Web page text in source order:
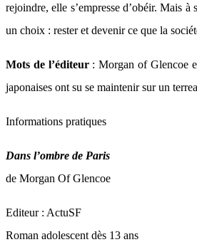
rejoindre, elle s’empresse d’obéir. Mais
un choix : rester et devenir ce que la
Mots de l’éditeur: Morgan of Glencoe
japonaises ont su se maintenir sur un
Informations pratiques
Dans l’ombre de Paris
de Morgan Of Glencoe
Editeur : ActuSF
Roman adolescent dès 13 ans